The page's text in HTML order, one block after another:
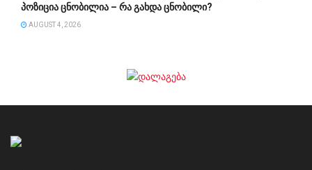
პოზიცია ცნობილია – რა გახდა ცნობილი?
AUGUST 4, 2026